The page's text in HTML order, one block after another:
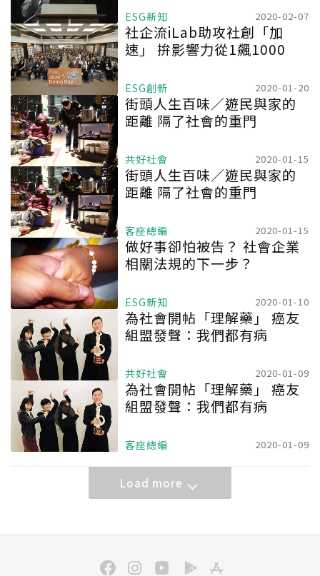
ESG新知 2020-02-07
社企流iLab助攻社創「加
速」 拚影響力從1飆1000
ESG創新 2020-01-20
街頭人生百味／遊民與家的
距離 隔了社會的重門
共好社會 2020-01-15
街頭人生百味／遊民與家的
距離 隔了社會的重門
客座總編 2020-01-15
做好事卻怕被告？ 社會企業
相關法規的下一步？
ESG新知 2020-01-10
為社會開帖「理解藥」 癌友
組盟發聲：我們都有病
共好社會 2020-01-09
為社會開帖「理解藥」 癌友
組盟發聲：我們都有病
客座總編 2020-01-09
Load more